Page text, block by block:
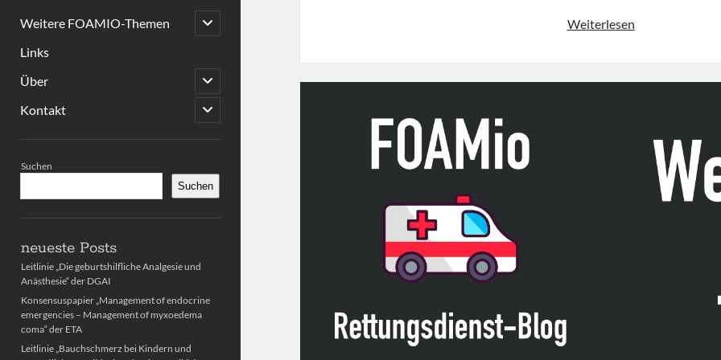
Weitere FOAMIO-Themen
open
child
Links
Über
open
child
menu
Kontakt
open
child
Suchen
Suchen
neueste Posts
Leitlinie „Die geburtshilfliche Analgesie und
Anästhesie“ der DGAI
Konsensuspapier „Management of endocrine
emergencies – Management of myxoedema
coma“ der ETA
Leitlinie „Bauchschmerz bei Kindern und
Weiterlesen„Abkürzungen
DGINA,
DGRe,
ÄLRD